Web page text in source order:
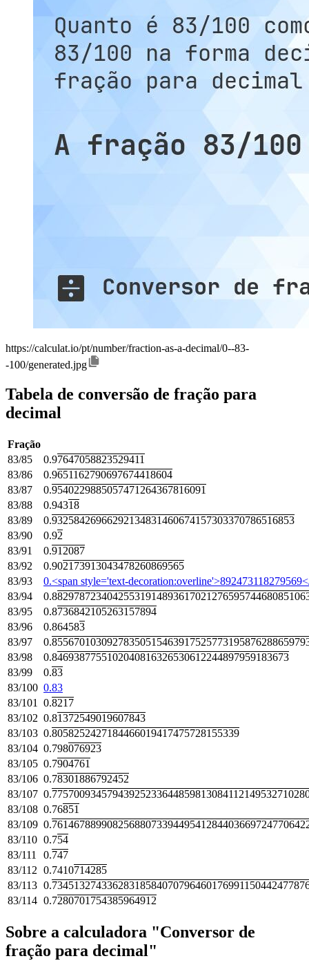
https://calculat.io/pt/number/fraction-as-a-decimal/0--83-
-100/generated.jpg
Tabela de conversão de fração para
decimal
Fração
83/85
0.97647058823529411
83/86
0.9651162790697674418604
83/87
0.9540229885057471264367816091
83/88
0.94318
83/89
0.93258426966292134831460674157303370786516853
83/90
0.92
83/91
0.912087
83/92
0.902173913043478260869565
83/93
0.<span style='text-
83/94
0.8
83/95
0.8736842105263157894
83/96
0.864583
83/97
0.
83/98
0.8469387755102040816326530612244897959183673
83/99
0.83
83/100 0.83
83/101
0.8217
83/102 0.81372549019607843
83/103 0.8058252427184466019417475728155339
83/104 0.798076923
83/105 0.7904761
83/106 0.78301886792452
83/107 0.
83/108 0.76851
83/109 0.
83/110 0.754
83/111
0.747
83/112 0.7410714285
83/113 0.
83/114 0.7280701754385964912
Sobre a calculadora "Conversor de
fração para decimal"